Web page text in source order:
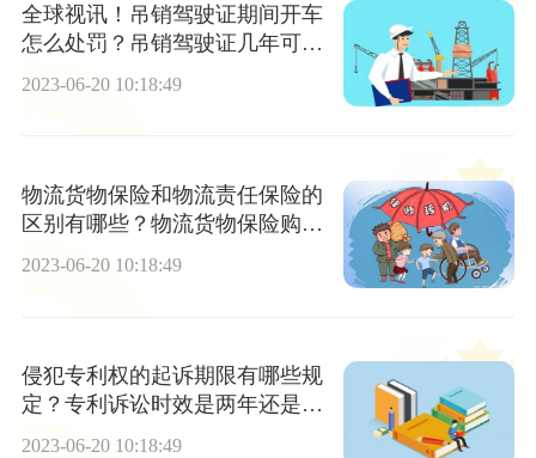
全球视讯！吊销驾驶证期间开车
怎么处罚？吊销驾驶证几年可以
2023-06-20 10:18:49
物流货物保险和物流责任保险的
区别有哪些？物流货物保险购买
的注意事项有哪些？-全球快消息
2023-06-20 10:18:49
侵犯专利权的起诉期限有哪些规
定？专利诉讼时效是两年还是三
年？
2023-06-20 10:18:49